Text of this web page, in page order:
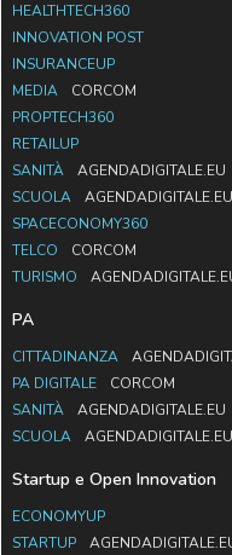
HEALTHTECH360
INNOVATION POST
INSURANCEUP
MEDIA
CORCOM
PROPTECH360
RETAILUP
SANITÀ
AGENDADIGITALE.EU
SCUOLA
AGENDADIGITALE.EU
SPACECONOMY360
TELCO
CORCOM
TURISMO
PA
CITTADINANZA
PA DIGITALE
CORCOM
SANITÀ
AGENDADIGITALE.EU
SCUOLA
AGENDADIGITALE.EU
Startup e Open Innovation
ECONOMYUP
STARTUP